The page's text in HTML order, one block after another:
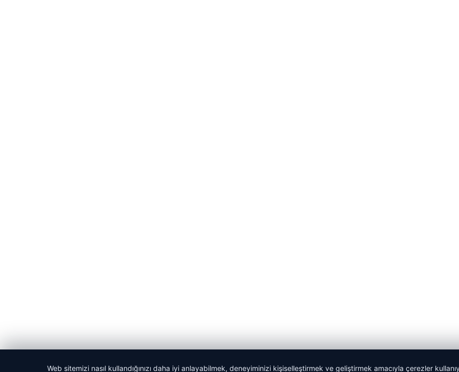
Web sitemizi nasıl kullandığınızı daha iyi anlayabilmek, deneyiminizi kişiselleştirmek ve geliştirmek amacıyla çerezler